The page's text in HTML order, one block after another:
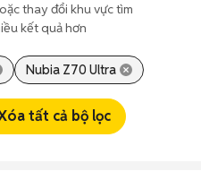
thay đổi khu vực tìm
kết quả hơn
Nubia Z70 Ultra
tất cả bộ lọc